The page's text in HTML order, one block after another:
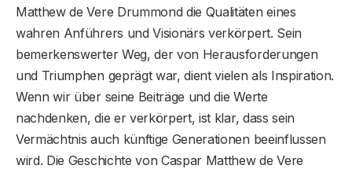
Matthew de Vere Drummond die Qualitäten eines
wahren Anführers und Visionärs verkörpert. Sein
bemerkenswerter Weg, der von Herausforderungen
und Triumphen geprägt war, dient vielen als Inspiration.
Wenn wir über seine Beiträge und die Werte
nachdenken, die er verkörpert, ist klar, dass sein
Vermächtnis auch künftige Generationen beeinflussen
wird. Die Geschichte von Caspar Matthew de Vere